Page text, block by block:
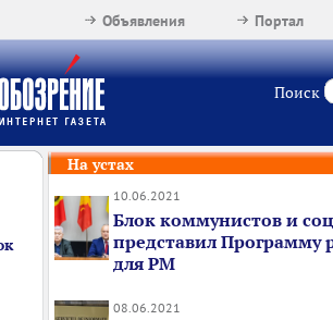
Портал
Объявления
Поиск
На устах
10.06.2021
Блок коммунистов и
представил Программу
для РМ
08.06.2021